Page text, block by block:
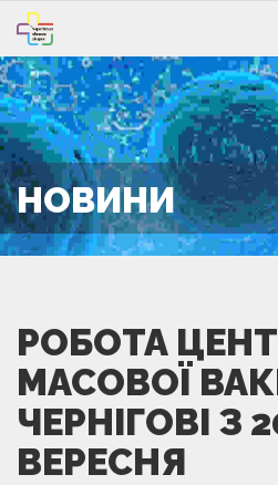
НОВИНИ
РОБОТА
МАСОВОЇ
ЧЕРНІГОВІ З
ВЕРЕСНЯ